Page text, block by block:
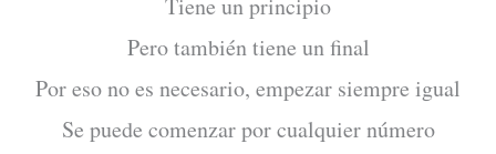
Tiene un principio
Pero también tiene un final
Por eso no es necesario, empezar siempre igual
Se puede comenzar por cualquier número